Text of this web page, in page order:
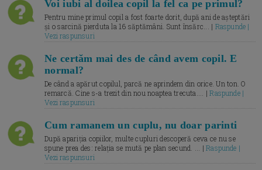
Voi iubi al doilea copil la fel ca pe primul?
Pentru mine primul copil a fost foarte dorit, după ani de așteptări
și o sarcină pierduta la 16 săptămâni. Sunt însărc... | Raspunde |
Vezi raspunsuri
Ne certăm mai des de când avem copil. E
normal?
De când a apărut copilul, parcă ne aprindem din orice. Un ton. O
remarcă. Cine s-a trezit din nou noaptea trecuta.... |Raspunde |
Vezi raspunsuri
Cum ramanem un cuplu, nu doar parinti
După apariția copiilor, multe cupluri descoperă ceva ce nu se
spune prea des: relația se mută pe plan secund. ... |Raspunde |
Vezi raspunsuri